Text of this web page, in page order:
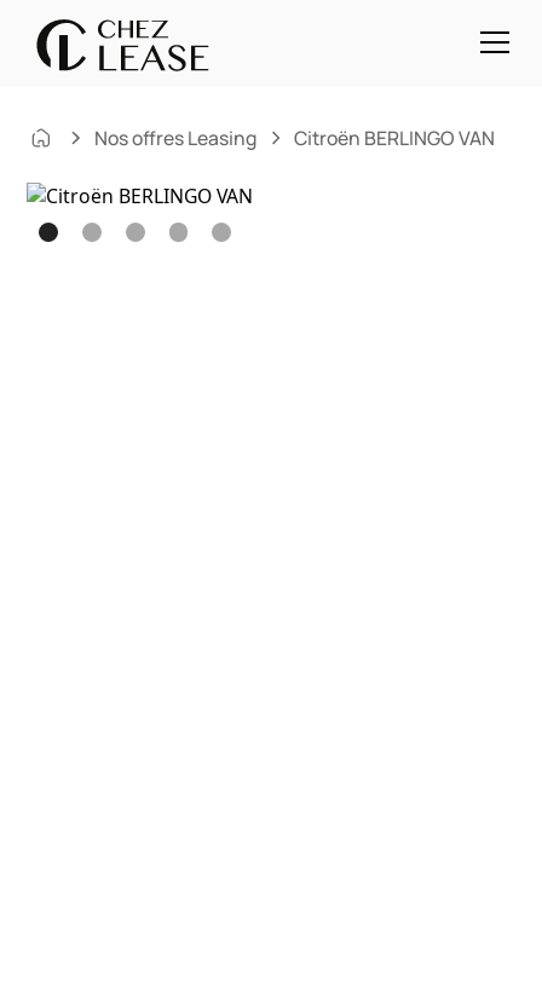
Nos offres Leasing Citroën BERLINGO VAN